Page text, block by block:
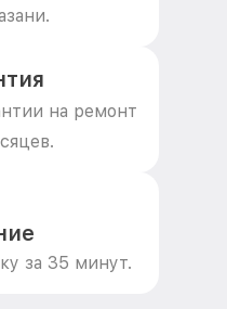
на ремонт
за 35 минут.